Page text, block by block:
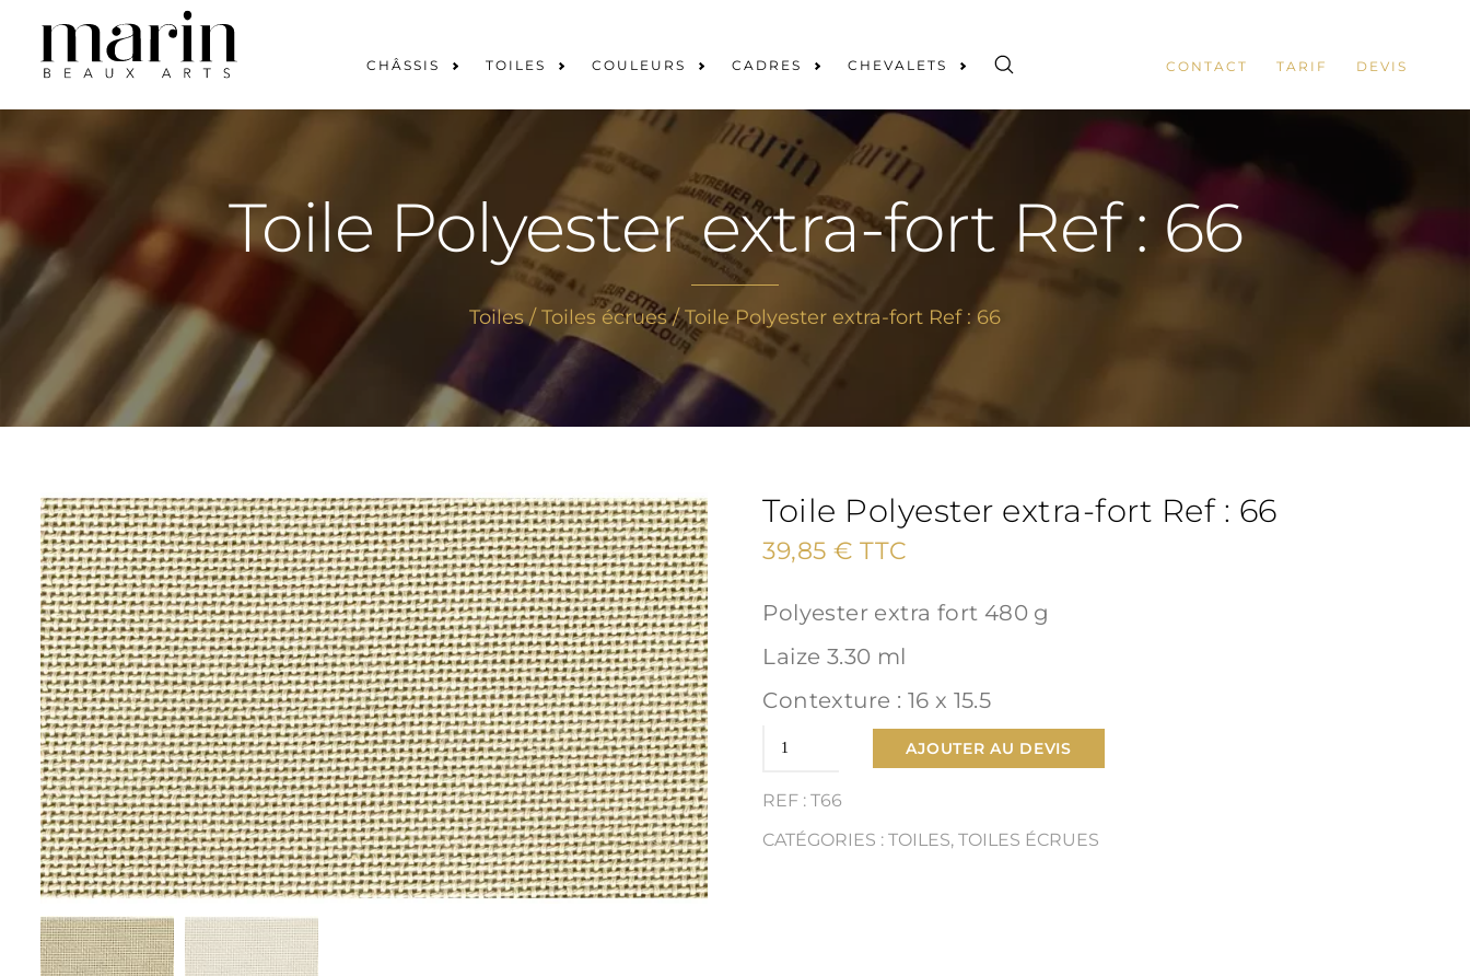
Aller
contenu
CHÂSSIS TOILES COULEURS CADRES CHEVALETS CONTACT TARIF DEVIS
Rechercher :
Toile Polyester extra-fort Ref : 66
Toiles/ Toiles écrues/ Toile Polyester extra-fort Ref : 66
Toile Polyester extra-fort Ref : 66
39,85€ TTC
Polyester extra fort 480 g
Laize 3.30 ml
Contexture : 16 x 15.5
quantité
de
Toile
AJOUTER AU DEVIS
REF : T66
CATÉGORIES :TOILES,TOILES ÉCRUES